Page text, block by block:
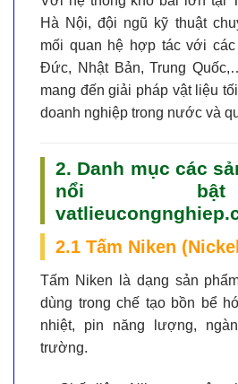
Hà Nội, đội ngũ kỹ thuật
mối quan hệ hợp tác với
Đức, Nhật Bản, Trung
mang đến giải pháp vật liệu
doanh nghiệp trong nước và
2. Danh mục các
nổi
2.1 Tấm Niken
Tấm Niken là dạng sản
dùng trong chế tạo bồn bể
nhiệt, pin năng lượng,
trường.